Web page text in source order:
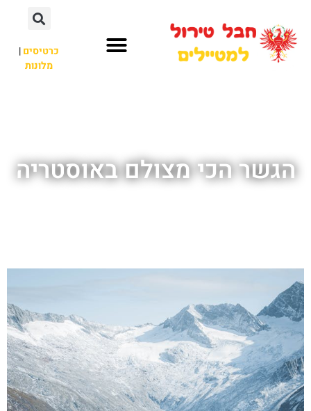
כרטיסים|
מלונות
הגשר הכי מצולם באוסטריה